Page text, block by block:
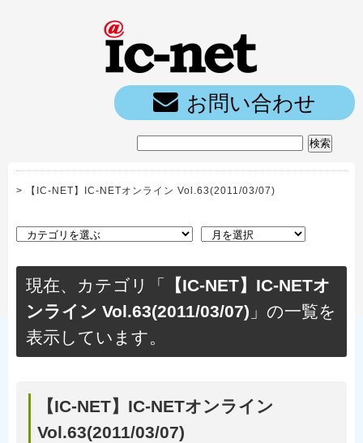
お問い合わせ
> 【IC-NET】IC-NETオンライン Vol.63(2011/03/07)
現在、カテゴリ「
【IC-NET】IC-NETオ
ンライン Vol.63(2011/03/07) 」の一覧を
表示しています。
【IC-NET】IC-NETオンライン
Vol.63(2011/03/07)